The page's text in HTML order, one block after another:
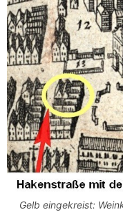
Gelb eingekreist: